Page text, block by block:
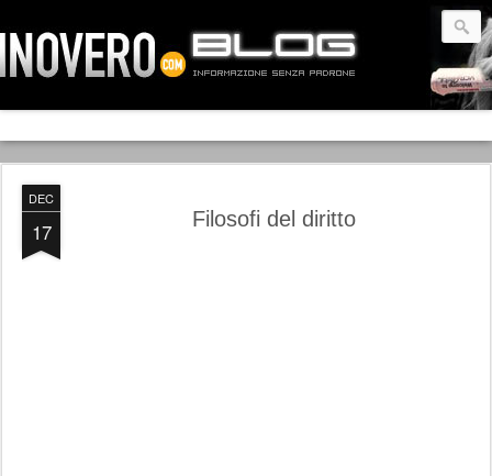
DEC
17 Filosofi del diritto